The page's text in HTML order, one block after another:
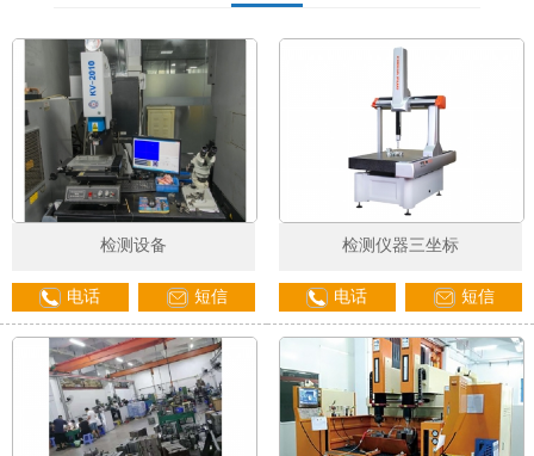
检测设备
电话 短信
检测仪器三坐标
电话 短信